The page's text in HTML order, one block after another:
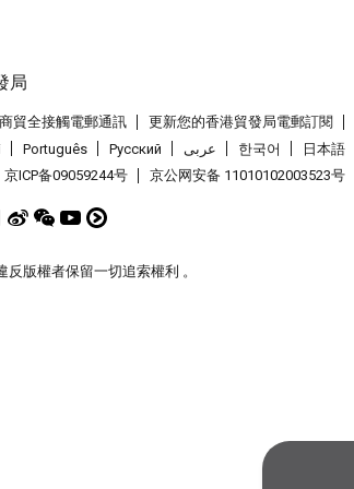
貿全接觸電郵通訊 更新您的香港貿發局電郵訂閱
Português Pусский عربى 한국어
日本語
京ICP备09059244号 京公网安备 11010102003523号
版權者保留一切追索權利 。